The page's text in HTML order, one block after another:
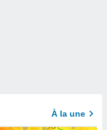
À la une